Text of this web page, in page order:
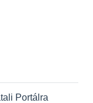
Portálra